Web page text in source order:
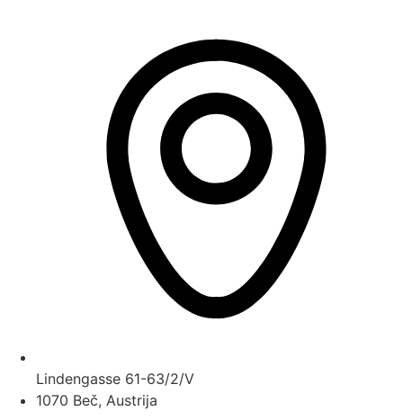
Lindengasse 61-63/2/V
1070 Beč, Austrija